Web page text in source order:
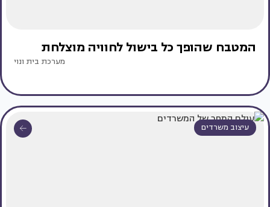
המטבח שהופך כל בישול לחוויה מוצלחת
מערכת בית ונוי
עיצוב משרדים